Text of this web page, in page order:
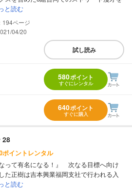
と読む
194
04/20
試し読み
580ポイント
すぐにレンタル
640ポイント
すぐに購入
28
ポイントレンタル
なって有名になる！』 次なる目標へ向け
た正樹は吉本興業福岡支社で行われる入
と読む